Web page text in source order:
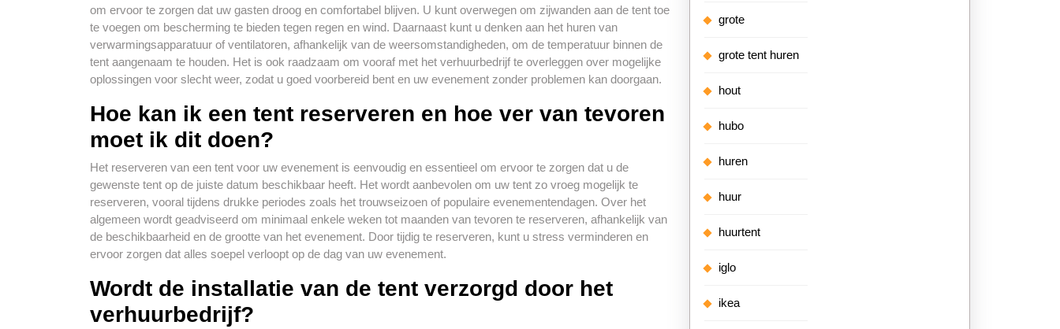
om ervoor te zorgen dat uw gasten droog en comfortabel blijven. U kunt overwegen om zijwanden aan de tent toe
te voegen om bescherming te bieden tegen regen en wind. Daarnaast kunt u denken aan het huren van
verwarmingsapparatuur of ventilatoren, afhankelijk van de weersomstandigheden, om de temperatuur binnen de
tent aangenaam te houden. Het is ook raadzaam om vooraf met het verhuurbedrijf te overleggen over mogelijke
oplossingen voor slecht weer, zodat u goed voorbereid bent en uw evenement zonder problemen kan doorgaan.
Hoe kan ik een tent reserveren en hoe ver van tevoren
moet ik dit doen?
Het reserveren van een tent voor uw evenement is eenvoudig en essentieel om ervoor te zorgen dat u de
gewenste tent op de juiste datum beschikbaar heeft. Het wordt aanbevolen om uw tent zo vroeg mogelijk te
reserveren, vooral tijdens drukke periodes zoals het trouwseizoen of populaire evenementendagen. Over het
algemeen wordt geadviseerd om minimaal enkele weken tot maanden van tevoren te reserveren, afhankelijk van
de beschikbaarheid en de grootte van het evenement. Door tijdig te reserveren, kunt u stress verminderen en
ervoor zorgen dat alles soepel verloopt op de dag van uw evenement.
Wordt de installatie van de tent verzorgd door het
verhuurbedrijf?
grote
grote tent huren
hout
hubo
huren
huur
huurtent
iglo
ikea